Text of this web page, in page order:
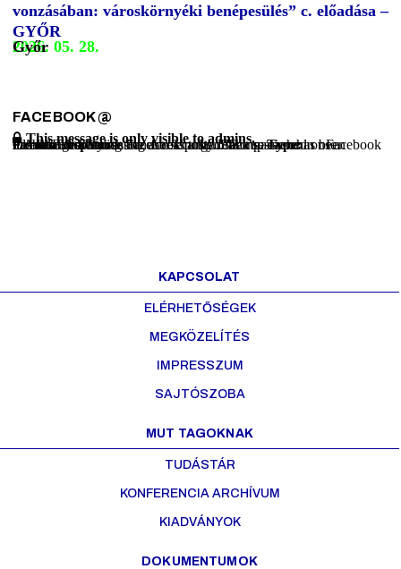
vonzásában: városkörnyéki benépesülés” c. előadása –
GYŐR
2026. 05. 28.
Győr
FACEBOOK@
This message is only visible to admins.
Problem displaying Facebook posts. Backup cache in use.
Click to show error
Error:
Error validating access token: The session has been invalidated because the user changed their password or Facebook has changed the session for security reasons.Type:
OAuthException
KAPCSOLAT
ELÉRHETŐSÉGEK
MEGKÖZELÍTÉS
IMPRESSZUM
SAJTÓSZOBA
MUT TAGOKNAK
TUDÁSTÁR
KONFERENCIA ARCHÍVUM
KIADVÁNYOK
DOKUMENTUMOK